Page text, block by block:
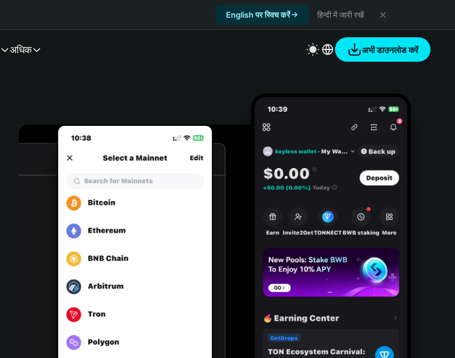
English पर स्विच करें हिन्दी में जारी रखें
अधिक अभी डाउनलोड करें